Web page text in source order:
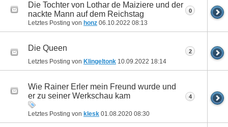
Die Tochter von Lothar de Maiziere und der
nackte Mann auf dem Reichstag
Letztes Posting von honz 06.10.2022 08:13
0
Die Queen
Letztes Posting von Klingeltonk 10.09.2022 18:14
2
Wie Rainer Erler mein Freund wurde und
er zu seiner Werkschau kam
Letztes Posting von klesk 01.08.2020 08:30
4